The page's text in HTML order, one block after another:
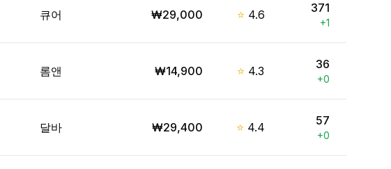
큐어 ₩29,000 ⭐ 4.6 371
+1
롬앤 ₩14,900 ⭐ 4.3 36
+0
달바 ₩29,400 ⭐ 4.4 57
+0